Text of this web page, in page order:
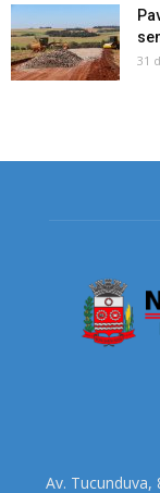
31
Av. Tucunduva,